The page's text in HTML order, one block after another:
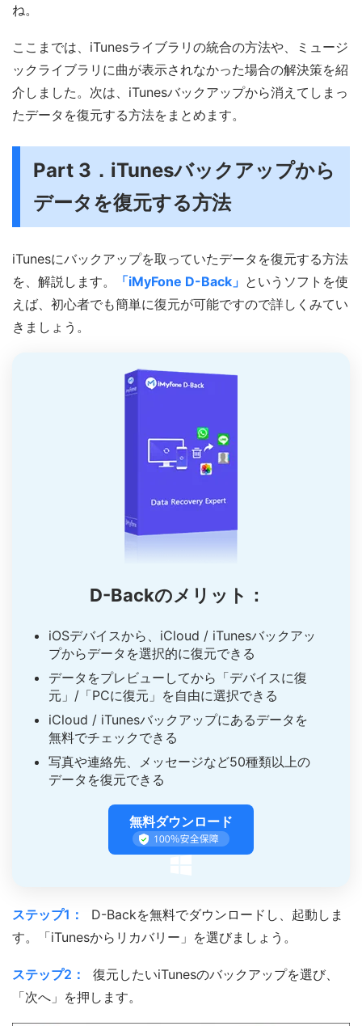
ね。
ここまでは、iTunesライブラリの統合の方法や、ミュージ
ックライブラリに曲が表示されなかった場合の解決策を紹
介しました。次は、iTunesバックアップから消えてしまっ
たデータを復元する方法をまとめます。
Part 3．iTunesバックアップから
データを復元する方法
iTunesにバックアップを取っていたデータを復元する方法
を、解説します。
「iMyFone D-Back」 というソフトを使
えば、初心者でも簡単に復元が可能ですので詳しくみてい
きましょう。
D-Backのメリット：
iOSデバイスから、iCloud / iTunesバックアッ
プからデータを選択的に復元できる
データをプレビューしてから「デバイスに復
元」/「PCに復元」を自由に選択できる
iCloud / iTunesバックアップにあるデータを
無料でチェックできる
写真や連絡先、メッセージなど50種類以上の
データを復元できる
無料ダウンロード
ステップ1：
D-Backを無料でダウンロードし、起動しま
す。「iTunesからリカバリー」を選びましょう。
ステップ2：
復元したいiTunesのバックアップを選び、
「次へ」を押します。